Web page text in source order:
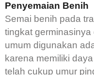
Penyemaian Benih
Semai benih pada
tingkat
umum digunakan
karena memiliki
telah cukup umur